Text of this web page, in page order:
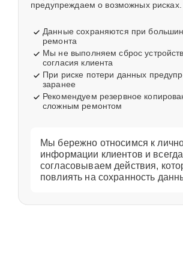
предупреждаем о возможных рисках.
Данные сохраняются при
ремонта
Мы не выполняем сброс
согласия клиента
При риске потери данных
заранее
Рекомендуем резервное
сложным ремонтом
Мы бережно относимся к
информации клиентов и всегда
согласовываем действия,
повлиять на сохранность